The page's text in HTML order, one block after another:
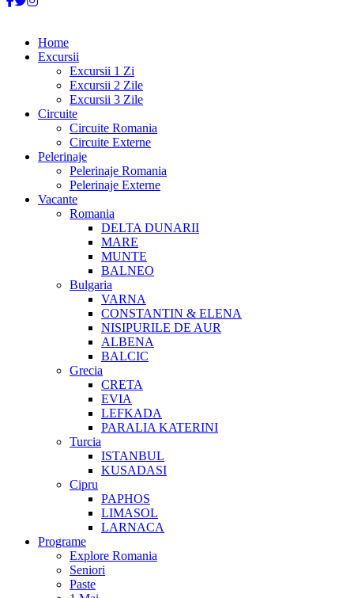
Home
Excursii
Excursii 1 Zi
Excursii 2 Zile
Excursii 3 Zile
Circuite
Circuite Romania
Circuite Externe
Pelerinaje
Pelerinaje Romania
Pelerinaje Externe
Vacante
Romania
DELTA DUNARII
MARE
MUNTE
BALNEO
Bulgaria
VARNA
CONSTANTIN & ELENA
NISIPURILE DE AUR
ALBENA
BALCIC
Grecia
CRETA
EVIA
LEFKADA
PARALIA KATERINI
Turcia
ISTANBUL
KUSADASI
Cipru
PAPHOS
LIMASOL
LARNACA
Programe
Explore Romania
Seniori
Paste